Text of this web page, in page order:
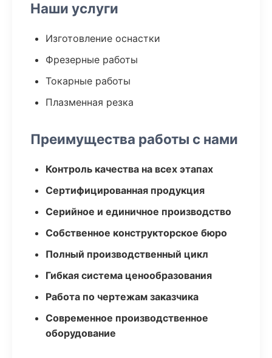
Наши услуги
Изготовление оснастки
Фрезерные работы
Токарные работы
Плазменная резка
Преимущества работы с нами
Контроль качества на всех этапах
Сертифицированная продукция
Серийное и единичное производство
Собственное конструкторское бюро
Полный производственный цикл
Гибкая система ценообразования
Работа по чертежам заказчика
Современное производственное
оборудование